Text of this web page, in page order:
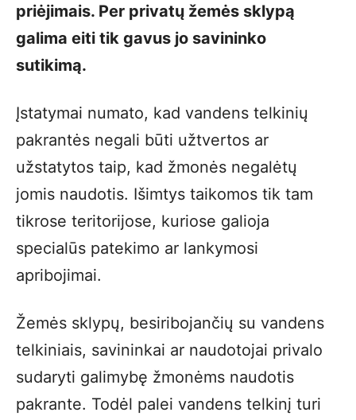
priėjimais. Per privatų žemės sklypą
galima eiti tik gavus jo savininko
sutikimą.
Įstatymai numato, kad vandens telkinių
pakrantės negali būti užtvertos ar
užstatytos taip, kad žmonės negalėtų
jomis naudotis. Išimtys taikomos tik tam
tikrose teritorijose, kuriose galioja
specialūs patekimo ar lankymosi
apribojimai.
Žemės sklypų, besiribojančių su vandens
telkiniais, savininkai ar naudotojai privalo
sudaryti galimybę žmonėms naudotis
pakrante. Todėl palei vandens telkinį turi